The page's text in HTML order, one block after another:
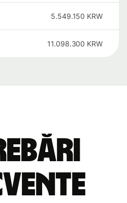
5.549.150 KRW
11.098.300 KRW